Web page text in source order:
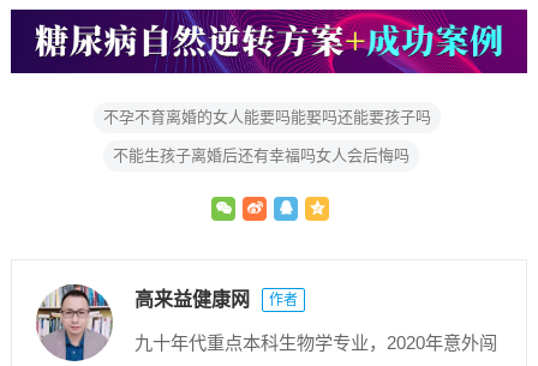
不孕不育离婚的女人能要吗能娶吗还能要孩子吗
不能生孩子离婚后还有幸福吗女人会后悔吗
高来益健康网 作者
九十年代重点本科生物学专业，2020年意外闯